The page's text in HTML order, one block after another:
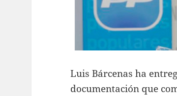
Luis Bárcenas ha
documentación que